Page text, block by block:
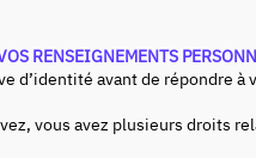
RENSEIGNEMENTS
d’identité avant de répondre
vous avez plusieurs droits